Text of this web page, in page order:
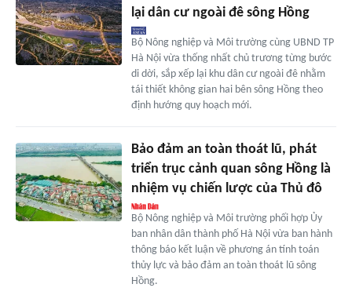
lại dân cư ngoài đê sông Hồng
Bộ Nông nghiệp và Môi trường cùng UBND TP
Hà Nội vừa thống nhất chủ trương từng bước
di dời, sắp xếp lại khu dân cư ngoài đê nhằm
tái thiết không gian hai bên sông Hồng theo
định hướng quy hoạch mới.
Bảo đảm an toàn thoát lũ, phát
triển trục cảnh quan sông Hồng là
nhiệm vụ chiến lược của Thủ đô
Bộ Nông nghiệp và Môi trường phối hợp Ủy
ban nhân dân thành phố Hà Nội vừa ban hành
thông báo kết luận về phương án tính toán
thủy lực và bảo đảm an toàn thoát lũ sông
Hồng.